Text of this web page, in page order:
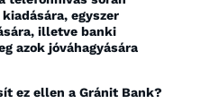
egyszer
illetve banki
azok jóváhagyására
ez ellen a Gránit Bank?